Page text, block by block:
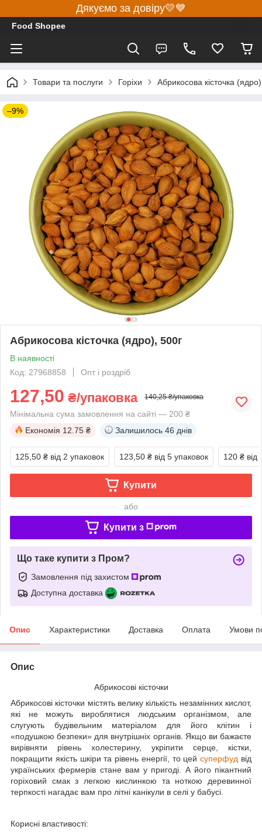
Дякуємо за довіру💛💙
Food Shopee
Товари та послуги Горіхи Абрикосова кісточка
–9%
Абрикосова кісточка (ядро), 500г
В наявності
Код: 27968858
Опт і роздріб
127,50 ₴/упаковка 140,25 ₴/упаковка
Мінімальна сума замовлення на сайті — 200 ₴
Економія 12.75 ₴ Залишилось 46 днів
125,50 ₴ від 2 упаковок 123,50 ₴ від 5 упаковок 120 ₴ від
Купити
або
Купити з
Що таке купити з Пром?
Замовлення під захистом
Доступна доставка
Опис Характеристики Доставка Оплата Умови
Опис
Абрикосові кісточки
Абрикосові кісточки містять велику кількість незамінних кислот,
які не можуть вироблятися людським організмом, але
слугують будівельним матеріалом для його клітин і
«подушкою безпеки» для внутрішніх органів. Якщо ви бажаєте
вирівняти рівень холестерину, укріпити серце, кістки,
покращити якість шкіри та рівень енергії, то цейсуперфуд від
українських фермерів стане вам у пригоді. А його пікантний
горіховий смак з легкою кислинкою та ноткою деревинної
терпкості нагадає вам про літні канікули в селі у бабусі.
Корисні властивості: